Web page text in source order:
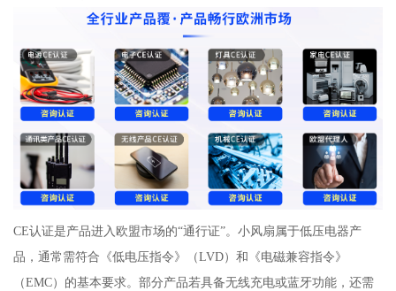
CE认证是产品进入欧盟市场的“通行证”。小风扇属于低压电器产
品，通常需符合《低电压指令》（LVD）和《电磁兼容指令》
（EMC）的基本要求。部分产品若具备无线充电或蓝牙功能，还需